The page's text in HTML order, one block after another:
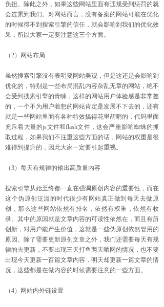
负担。除此之外，如果这些网站里面有违规受到惩罚的就
会连累到我们。对网站而言，没有备案的网站可能在优化
的时候得不到搜索引擎的信任，就会影响到我们的优化效
果，所以大家一定要注意这三个方面。
（2）网站布局
虽然搜索引擎没有表明要网站美观，但是这还是会影响到
优化的，特别是一些布局混乱内容杂乱无章的网站，绝不
会受到搜索引擎的青睐，这样的网站用户体验感是非常差
的，一个不为用户着想的网站肯定是发展不下去的，还有
就是一些网站里面有各种特效搞得花里胡哨的，代码里面
充斥着大量的js文件和flash文件，这会严重影响蜘蛛的抓
取过程，如果我们不注重这些方面的话，网站的权重是很
难得到提升的，因此大家一定要引起重视。
（3）每天有规律的输出高质量内容
搜索引擎从始至终都一直在强调原创内容的重要性，而在
这个伪原创泛滥的时代很少有网站真正做到每天去做原
创，那么这些网站依然有排名，依然有权重，依然有收
录。其中的原因就是文章内容的可读性依然在，而且有所
创新，对用户能产生价值，这就是一些伪原创依然管用的
原因。除了需要更新原创文章之外，我们还需要每天有规
律的去更新，不要出现三天打鱼两天晒网的情况，也不要
出现今天更新一百篇文章内容，明天却更新一篇文章的情
况，这些都是在做内容的时候需要注意的一些方面。
（4）网站内外链设置